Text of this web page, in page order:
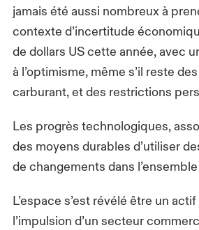
jamais été aussi nombreux à
contexte d’incertitude
de dollars US cette année, avec
à l’optimisme, même s’il reste
carburant, et des restrictions
Les progrès technologiques,
des moyens durables d’utiliser
de changements dans
L’espace s’est révélé être un
l’impulsion d’un secteur